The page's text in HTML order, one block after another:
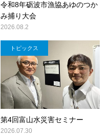
令和8年砺波市漁協あゆのつか
み捕り大会
2026.08.2
トピックス
第4回富山水災害セミナー
2026.07.30